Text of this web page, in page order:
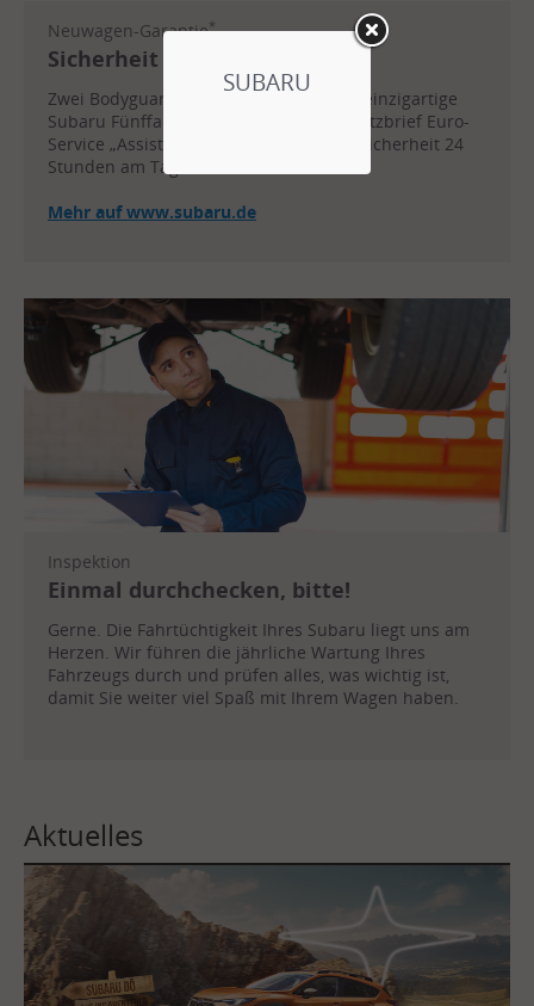
Neuwagen-Garantie*
Sicherheit von Anfang an.
Zwei Bodyguards für Ihren Subaru: die einzigartige
Subaru Fünffach-Garantie und der Schutzbrief Euro-
Service „Assistance“ – für europaweite Sicherheit 24
Stunden am Tag.
Mehr auf www.subaru.de
Inspektion
Einmal durchchecken, bitte!
Gerne. Die Fahrtüchtigkeit Ihres Subaru liegt uns am
Herzen. Wir führen die jährliche Wartung Ihres
Fahrzeugs durch und prüfen alles, was wichtig ist,
damit Sie weiter viel Spaß mit Ihrem Wagen haben.
Aktuelles
SUBARU